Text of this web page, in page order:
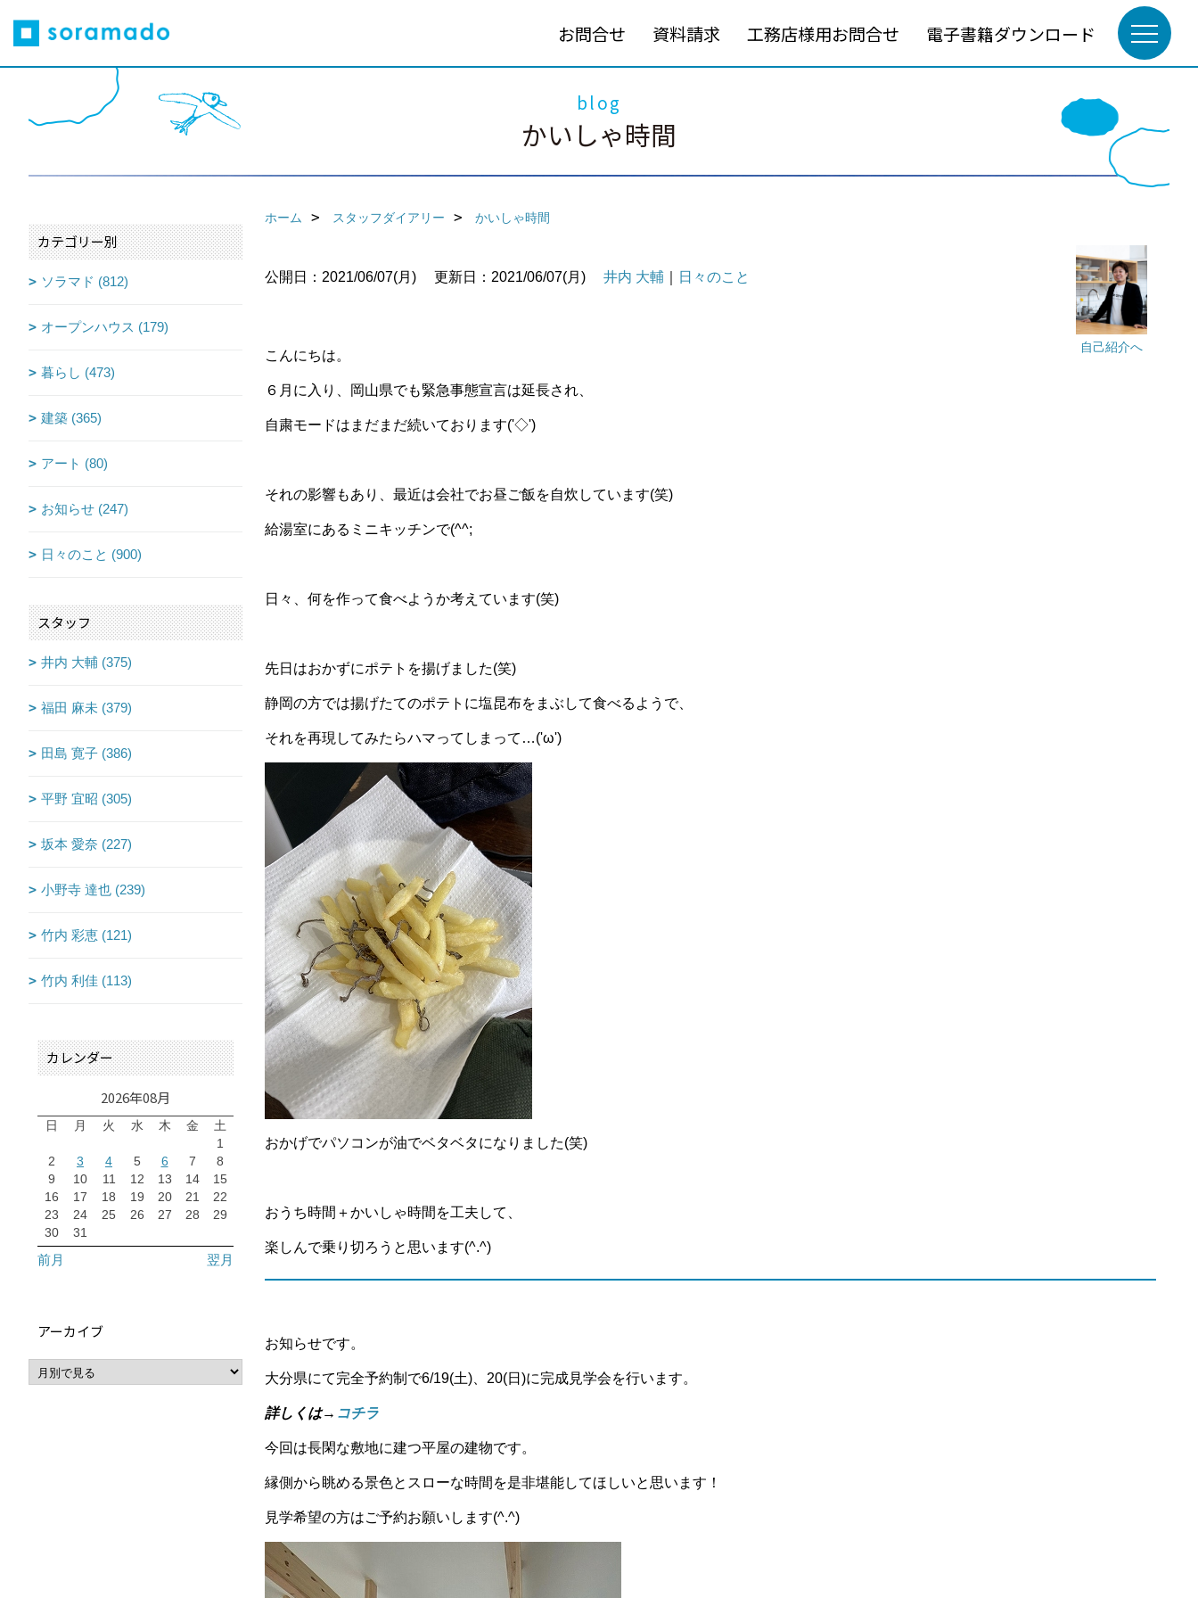
お問合せ 資料請求 工務店様用お問合せ 電子書籍ダウンロード
blog
かいしゃ時間
ホーム スタッフダイアリー かいしゃ時間
自己紹介へ
公開日：2021/06/07(月) 更新日：2021/06/07(月) 井内 大輔 日々のこと
こんにちは。
６月に入り、岡山県でも緊急事態宣言は延長され、
自粛モードはまだまだ続いております('◇')ゞ
それの影響もあり、最近は会社でお昼ご飯を自炊しています(笑)
給湯室にあるミニキッチンで(^^;
日々、何を作って食べようか考えています(笑)
先日はおかずにポテトを揚げました(笑)
静岡の方では揚げたてのポテトに塩昆布をまぶして食べるようで、
それを再現してみたらハマってしまって…('ω')
おかげでパソコンが油でベタベタになりました(笑)
おうち時間＋かいしゃ時間を工夫して、
楽しんで乗り切ろうと思います(^.^)
お知らせです。
大分県にて完全予約制で6/19(土)、20(日)に完成見学会を行います。
詳しくは→ コチラ
今回は長閑な敷地に建つ平屋の建物です。
縁側から眺める景色とスローな時間を是非堪能してほしいと思います！
見学希望の方はご予約お願いします(^.^)
カテゴリー別
ソラマド (812)
オープンハウス (179)
暮らし (473)
建築 (365)
アート (80)
お知らせ (247)
日々のこと (900)
スタッフ
井内 大輔 (375)
福田 麻未 (379)
田島 寛子 (386)
平野 宜昭 (305)
坂本 愛奈 (227)
小野寺 達也 (239)
竹内 彩恵 (121)
竹内 利佳 (113)
カレンダー
2026年08月
日 月 火 水 木 金
土
1
2
3 4 5 6 7
8
9
10 11 12 13 14
15
16
17 18 19 20 21
22
23
24 25 26 27 28
29
30
31
前月 翌月
アーカイブ